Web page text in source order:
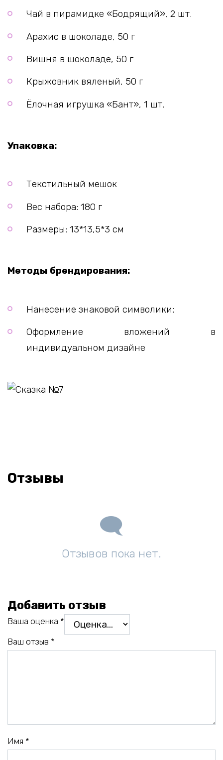
Чай в пирамидке «Бодрящий», 2 шт.
Арахис в шоколаде, 50 г
Вишня в шоколаде, 50 г
Крыжовник вяленый, 50 г
Ёлочная игрушка «Бант», 1 шт.
Упаковка:
Текстильный мешок
Вес набора: 180 г
Размеры: 13*13,5*3 см
Методы брендирования:
Нанесение знаковой символики;
Оформление вложений в
индивидуальном дизайне
Отзывы
Отзывов пока нет.
Добавить отзыв
Ваша оценка *
Ваш отзыв *
Имя *